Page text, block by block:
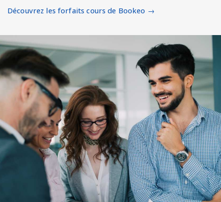
Découvrez les forfaits cours de Bookeo →